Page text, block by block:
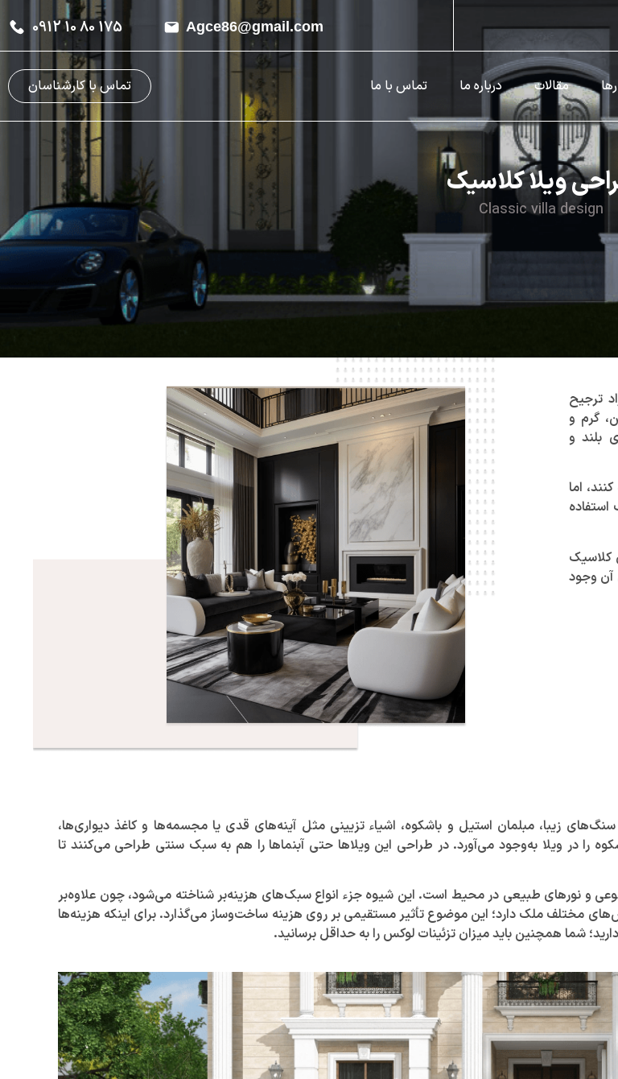
0912 10 80 175 Agce86@gmail.com
مقالات درباره ما تماس با ما تماس با کارشناسان
ویلا کلاسیک
Classic villa design
ترجیح
گرم و
بلند و
اما
کلاسیک
آن وجود
زیبا، مبلمان استیل و باشکوه، اشیاء تزیینی مثل آینه‌های قدی یا مجسمه‌ها و کاغذ دیواری‌ها،
را در ویلا به‌وجود می‌آورد. در طراحی این ویلا‌ها حتی آبنما‌ها را هم به سبک سنتی طراحی می‌کنند تا
و نور‌های طبیعی در محیط است. این شیوه جزء انواع سبک‌های هزینه‌بر شناخته می‌شود، چون علاوه‌بر
مختلف ملک دارد؛ این موضوع تأثیر مستقیمی بر روی هزینه ساخت‌وساز می‌گذارد. برای اینکه هزینه‌ها
شما همچنین باید میزان تزئینات لوکس را به حداقل برسانید.